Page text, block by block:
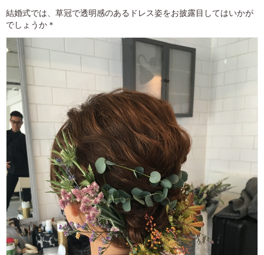
結婚式では、草冠で透明感のあるドレス姿をお披露目してはいかが
でしょうか＊